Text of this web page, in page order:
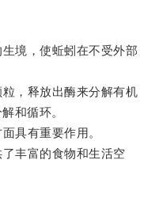
境，使蚯蚓在不受外部
，释放出酶来分解有机
和循环。
具有重要作用。
丰富的食物和生活空